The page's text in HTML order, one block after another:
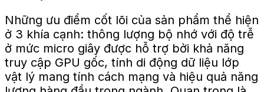
Những ưu điểm cốt lõi của sản phẩm thể hiện
ở 3 khía cạnh: thông lượng bộ nhớ với độ trễ
ở mức micro giây được hỗ trợ bởi khả năng
truy cập GPU gốc, tính di động dữ liệu lớp
vật lý mang tính cách mạng và hiệu quả năng